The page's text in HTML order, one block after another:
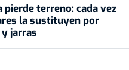
pierde terreno: cada vez
la sustituyen por
jarras